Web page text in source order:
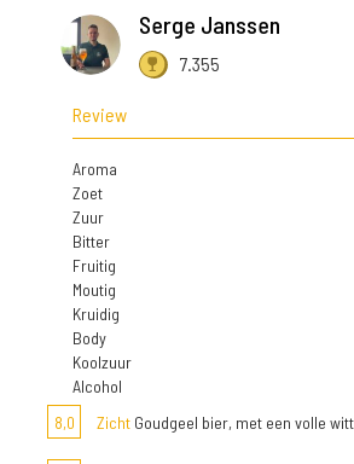
Serge Janssen
7.355
Review
Aroma
Zoet
Zuur
Bitter
Fruitig
Moutig
Kruidig
Body
Koolzuur
Alcohol
8,0
Zicht Goudgeel bier, met een volle